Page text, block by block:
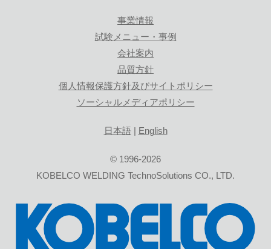
事業情報
試験メニュー・事例
会社案内
品質方針
個人情報保護方針及びサイトポリシー
ソーシャルメディアポリシー
日本語| English
© 1996-2026
KOBELCO WELDING TechnoSolutions CO., LTD.